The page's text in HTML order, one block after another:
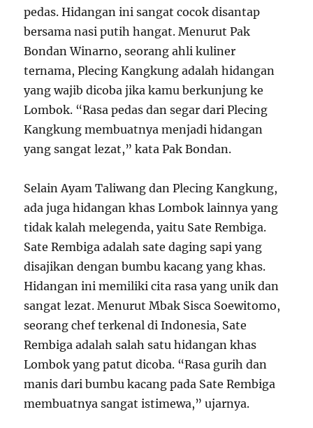
pedas. Hidangan ini sangat cocok disantap
bersama nasi putih hangat. Menurut Pak
Bondan Winarno, seorang ahli kuliner
ternama, Plecing Kangkung adalah hidangan
yang wajib dicoba jika kamu berkunjung ke
Lombok. “Rasa pedas dan segar dari Plecing
Kangkung membuatnya menjadi hidangan
yang sangat lezat,” kata Pak Bondan.
Selain Ayam Taliwang dan Plecing Kangkung,
ada juga hidangan khas Lombok lainnya yang
tidak kalah melegenda, yaitu Sate Rembiga.
Sate Rembiga adalah sate daging sapi yang
disajikan dengan bumbu kacang yang khas.
Hidangan ini memiliki cita rasa yang unik dan
sangat lezat. Menurut Mbak Sisca Soewitomo,
seorang chef terkenal di Indonesia, Sate
Rembiga adalah salah satu hidangan khas
Lombok yang patut dicoba. “Rasa gurih dan
manis dari bumbu kacang pada Sate Rembiga
membuatnya sangat istimewa,” ujarnya.